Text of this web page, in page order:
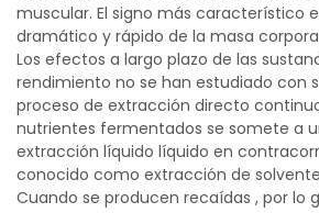
muscular. El signo más característico
dramático y rápido de la masa
Los efectos a largo plazo de las
rendimiento no se han estudiado con
proceso de extracción directo
nutrientes fermentados se somete a
extracción líquido líquido en
conocido como extracción de
Cuando se producen recaídas , por lo